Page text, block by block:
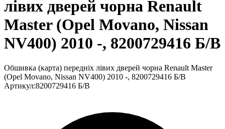
лівих дверей чорна Renault
Master (Opel Movano, Nissan
NV400) 2010 -, 8200729416 Б/В
Обшивка (карта) передніх лівих дверей чорна Renault Master
(Opel Movano, Nissan NV400) 2010 -, 8200729416 Б/В
Артикул:8200729416 Б/В